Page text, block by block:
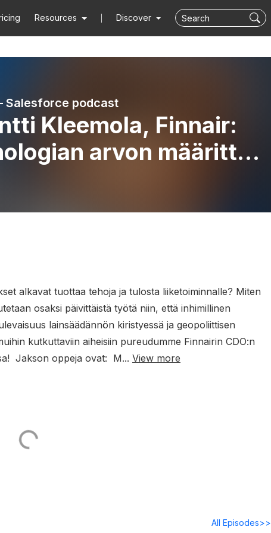
Resources Discover
Salesforce podcast
Kleemola, Finnair:
arvon määrittää
alkavat tuottaa tehoja ja tulosta liiketoiminnalle? Miten
osaksi päivittäistä työtä niin, että inhimillinen
lainsäädännön kiristyessä ja geopoliittisen
kutkuttaviin aiheisiin pureudumme Finnairin CDO:n
Jakson oppeja ovat: M... View more
All Episodes>>